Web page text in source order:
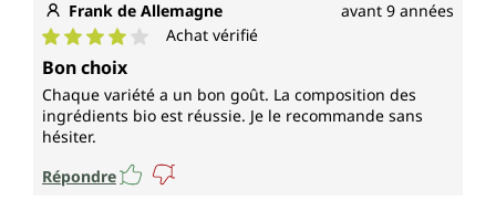
Frank de Allemagne avant 9 années
Note moyenne de 4 sur 5 étoiles
Achat vérifié
Bon choix
Chaque variété a un bon goût. La composition des
ingrédients bio est réussie. Je le recommande sans
hésiter.
Répondre